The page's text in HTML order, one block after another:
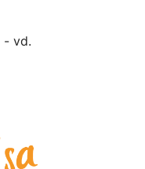
- vd.